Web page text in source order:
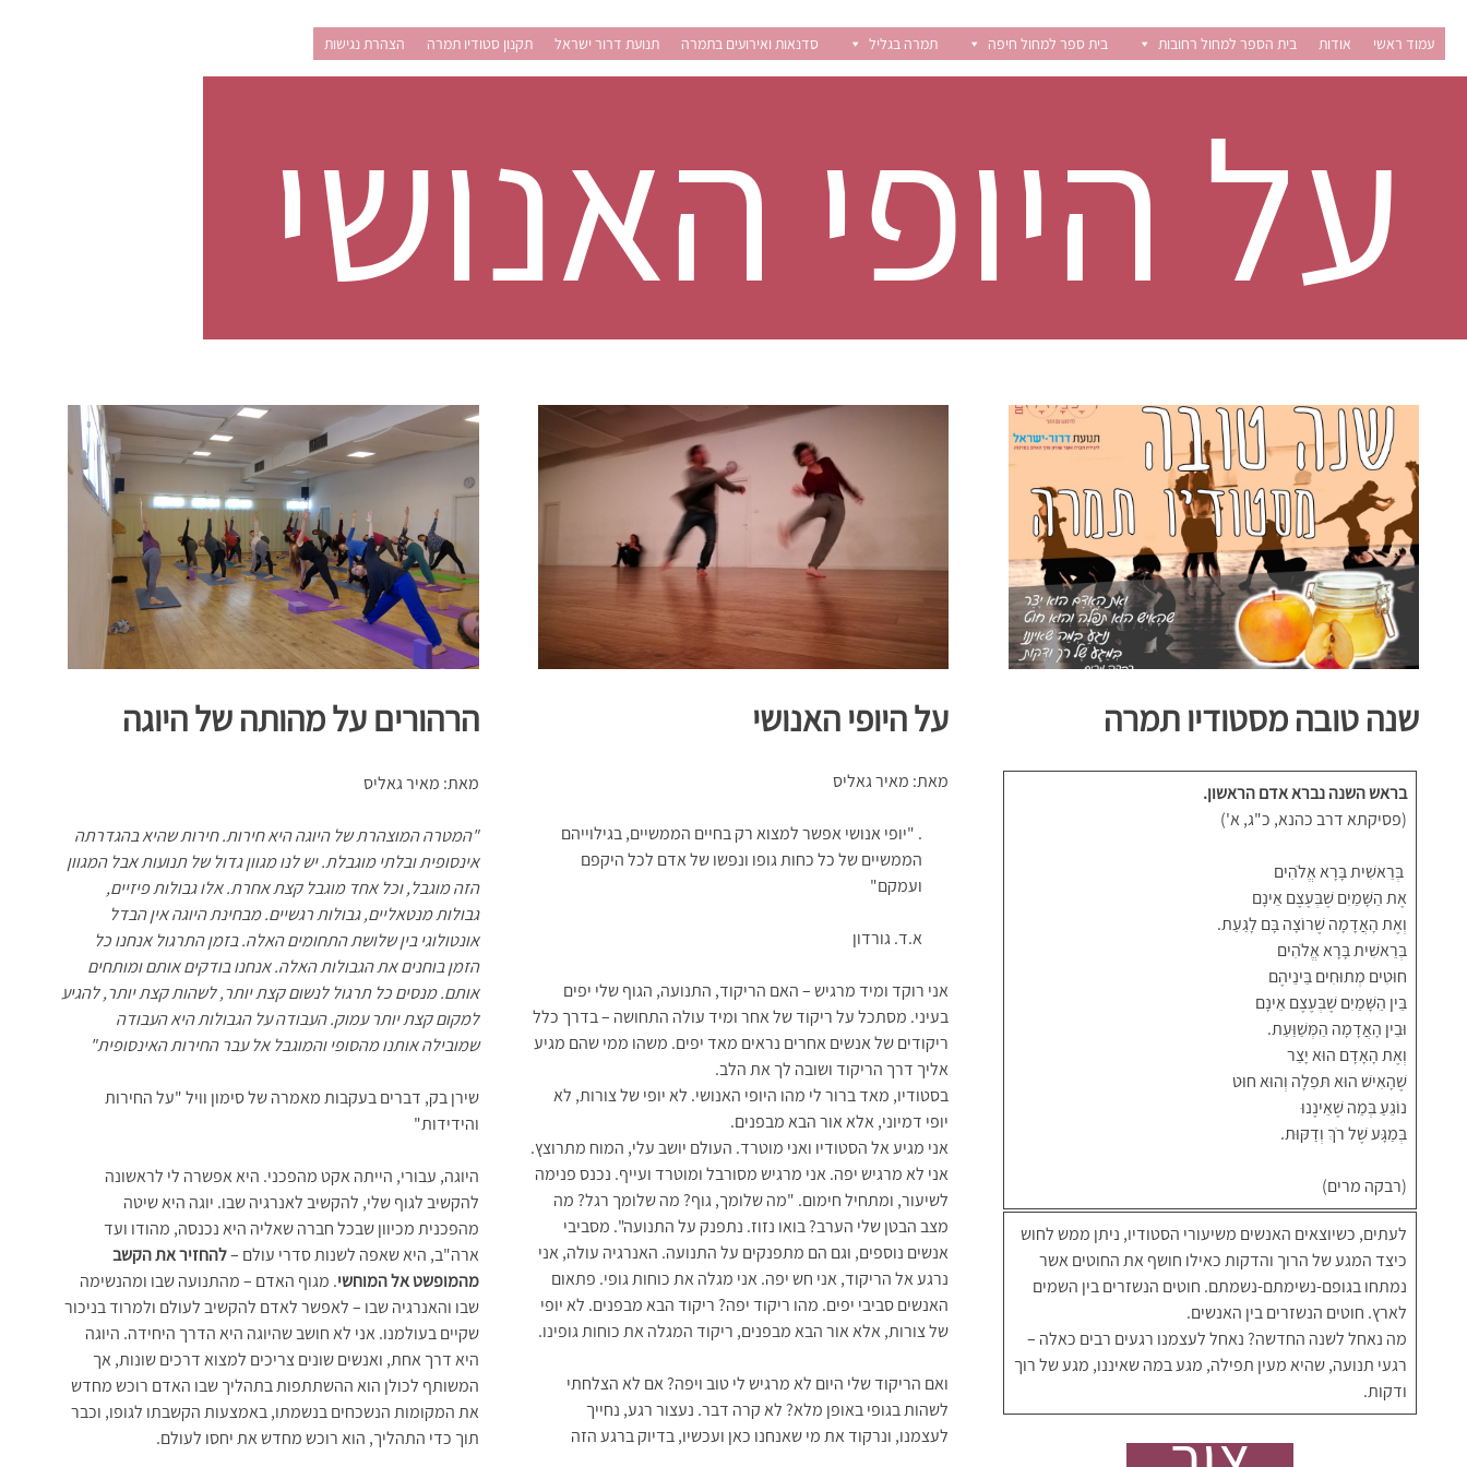
content
עמוד ראשי אודות בית הספר למחול רחובות בית ספר למחול חיפה תמרה בגליל סדנאות ואירועים בתמרה תנועת דרור ישראל תקנון סטודיו תמרה הצהרת נגישות
על היופי האנושי
שנה טובה מסטודיו תמרה
בראש השנה נברא אדם הראשון.
(פסיקתא דרב כהנא, כ"ג, א')
בְּרֵאשִׁית בָּרָא אֱלֹהִים
אֶת הַשָּׁמַיִם שֶׁבְּעֶצֶם אֵינָם
וְאֶת הָאֲדָמָה שֶׁרוֹצָה בָּם לָגַעַת.
בְּרֵאשִׁית בָּרָא אֱלֹהִים
חוּטִים מְתוּחִים בֵּינֵיהֶם
בֵּין הַשָּׁמַיִם שֶׁבְּעֶצֶם אֵינָם
וּבֵין הָאֲדָמָה הַמְּשַׁוַּעַת.
וְאֶת הָאָדָם הוּא יָצַר
שֶׁהָאִישׁ הוּא תּפִלָה וְהוּא חוּט
נוֹגֵעַ בְּמַה שֶׁאֵינֶנוּ
בְּמַגָּע שֶׁל רֹךְ וְדַקּוּת.
(רבקה מרים)
לעתים, כשיוצאים האנשים משיעורי הסטודיו, ניתן ממש לחוש
כיצד המגע של הרוך והדקות כאילו חושף את החוטים אשר
נמתחו בגופם-נשימתם-נשמתם. חוטים הנשזרים בין השמים
לארץ. חוטים הנשזרים בין האנשים.
מה נאחל לשנה החדשה? נאחל לעצמנו רגעים רבים כאלה –
רגעי תנועה, שהיא מעין תפילה, מגע במה שאיננו, מגע של רוך
ודקות.
על היופי האנושי
מאת: מאיר גאליס
. "יופי אנושי אפשר למצוא רק בחיים הממשיים, בגילוייהם
הממשיים של כל כחות גופו ונפשו של אדם לכל היקפם
ועמקם"
א.ד. גורדון
אני רוקד ומיד מרגיש – האם הריקוד, התנועה, הגוף שלי יפים
בעיני. מסתכל על ריקוד של אחר ומיד עולה התחושה – בדרך כלל
ריקודים של אנשים אחרים נראים מאד יפים. משהו ממי שהם מגיע
אליך דרך הריקוד ושובה לך את הלב.
בסטודיו, מאד ברור לי מהו היופי האנושי. לא יופי של צורות, לא
יופי דמיוני, אלא אור הבא מבפנים.
אני מגיע אל הסטודיו ואני מוטרד. העולם יושב עלי, המוח מתרוצץ.
אני לא מרגיש יפה. אני מרגיש מסורבל ומוטרד ועייף. נכנס פנימה
לשיעור, ומתחיל חימום. "מה שלומך, גוף? מה שלומך רגל? מה
מצב הבטן שלי הערב? בואו נזוז. נתפנק על התנועה". מסביבי
אנשים נוספים, וגם הם מתפנקים על התנועה. האנרגיה עולה, אני
נרגע אל הריקוד, אני חש יפה. אני מגלה את כוחות גופי. פתאום
האנשים סביבי יפים. מהו ריקוד יפה? ריקוד הבא מבפנים. לא יופי
של צורות, אלא אור הבא מבפנים, ריקוד המגלה את כוחות גופינו.
ואם הריקוד שלי היום לא מרגיש לי טוב ויפה? אם לא הצלחתי
לשהות בגופי באופן מלא? לא קרה דבר. נעצור רגע, נחייך
לעצמנו, ונרקוד את מי שאנחנו כאן ועכשיו, בדיוק ברגע הזה
הרהורים על מהותה של היוגה
מאת: מאיר גאליס
"המטרה המוצהרת של היוגה היא חירות. חירות שהיא בהגדרתה
אינסופית ובלתי מוגבלת. יש לנו מגוון גדול של תנועות אבל המגוון
הזה מוגבל, וכל אחד מוגבל קצת אחרת. אלו גבולות פיזיים,
גבולות מנטאליים, גבולות רגשיים. מבחינת היוגה אין הבדל
אונטולוגי בין שלושת התחומים האלה. בזמן התרגול אנחנו כל
הזמן בוחנים את הגבולות האלה. אנחנו בודקים אותם ומותחים
אותם. מנסים כל תרגול לנשום קצת יותר, לשהות קצת יותר, להגיע
למקום קצת יותר עמוק. העבודה על הגבולות היא העבודה
שמובילה אותנו מהסופי והמוגבל אל עבר החירות האינסופית"
שירן בק, דברים בעקבות מאמרה של סימון וויל "על החירות
והידידות"
היוגה, עבורי, הייתה אקט מהפכני. היא אפשרה לי לראשונה
להקשיב לגוף שלי, להקשיב לאנרגיה שבו. יוגה היא שיטה
מהפכנית מכיוון שבכל חברה שאליה היא נכנסה, מהודו ועד
ארה"ב, היא שאפה לשנות סדרי עולם –להחזיר את הקשב
מהמופשט אל המוחשי. מגוף האדם – מהתנועה שבו ומהנשימה
שבו והאנרגיה שבו – לאפשר לאדם להקשיב לעולם ולמרוד בניכור
שקיים בעולמנו. אני לא חושב שהיוגה היא הדרך היחידה. היוגה
היא דרך אחת, ואנשים שונים צריכים למצוא דרכים שונות, אך
המשותף לכולן הוא ההשתתפות בתהליך שבו האדם רוכש מחדש
את המקומות הנשכחים בנשמתו, באמצעות הקשבתו לגופו, וכבר
תוך כדי התהליך, הוא רוכש מחדש את יחסו לעולם.